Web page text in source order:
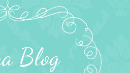
Blog